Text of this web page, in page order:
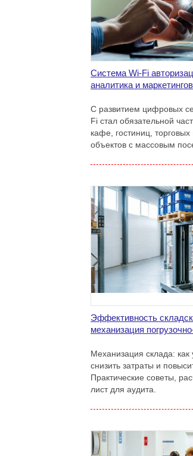
Система Wi-Fi
аналитика и
С развитием цифровых
Fi стал обязательной
кафе, гостиниц, торговых
объектов с массовым
Эффективность
механизация
Механизация склада: как
снизить затраты и
Практические советы,
лист для аудита.